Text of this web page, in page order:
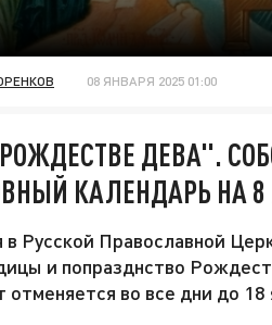
08 ЯНВАРЯ 2025 01:00
ДЕВА".
КАЛЕНДАРЬ НА 8
в Русской Православной
и попразднство
отменяется во все дни до